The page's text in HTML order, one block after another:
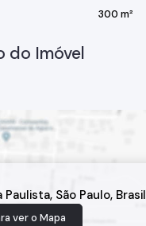
300 m²
do Imóvel
Paulista, São Paulo, Brasil
ver o Mapa